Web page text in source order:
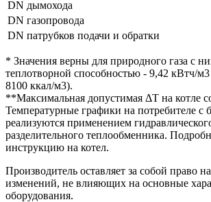
DN дымохода
DN газопровода
DN патрубков подачи и обратки
* Значения верны для природного газа с
теплотворной способностью - 9,42 кВтч/
8100 ккал/м3).
**Максимальная допустимая ΔT на котле
Температурные графики на потребителе
реализуются применением
разделительного теплообменника.
инструкцию на котел.
Производитель оставляет за собой право
изменений, не влияющих на основные
оборудования.